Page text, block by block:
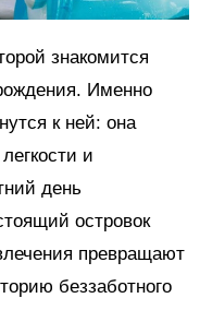
знакомится
Именно
к ней: она
и
день
островок
превращают
беззаботного